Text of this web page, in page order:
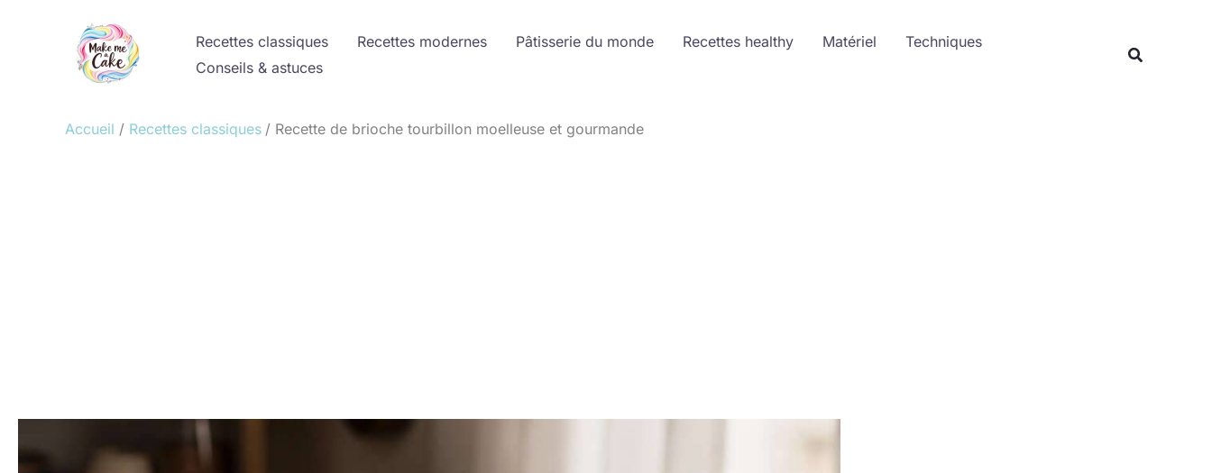
Recettes classiques Recettes modernes Pâtisserie du monde Recettes healthy Matériel
Techniques
Conseils & astuces
Accueil Recettes classiques Recette de brioche tourbillon moelleuse et gourmande